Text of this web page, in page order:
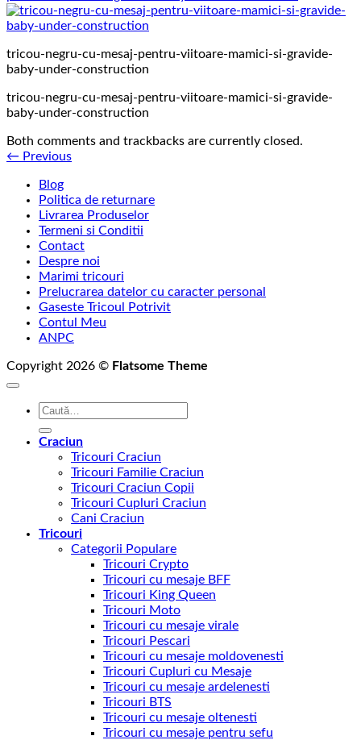
tricou-negru-cu-mesaj-pentru-viitoare-mamici-si-gravide-
baby-under-construction
tricou-negru-cu-mesaj-pentru-viitoare-mamici-si-gravide-
baby-under-construction
Both comments and trackbacks are currently closed.
← Previous
Blog
Politica de returnare
Livrarea Produselor
Termeni si Conditii
Contact
Despre noi
Marimi tricouri
Prelucrarea datelor cu caracter personal
Gaseste Tricoul Potrivit
Contul Meu
ANPC
Copyright 2026 © Flatsome Theme
Caută
Craciun
Tricouri Craciun
Tricouri Familie Craciun
Tricouri Craciun Copii
Tricouri Cupluri Craciun
Cani Craciun
Tricouri
Categorii Populare
Tricouri Crypto
Tricouri cu mesaje BFF
Tricouri King Queen
Tricouri Moto
Tricouri cu mesaje virale
Tricouri Pescari
Tricouri cu mesaje moldovenesti
Tricouri Cupluri cu Mesaje
Tricouri cu mesaje ardelenesti
Tricouri BTS
Tricouri cu mesaje oltenesti
Tricouri cu mesaje pentru sefu